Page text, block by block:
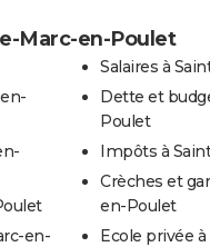
Marc-en-Poulet
en-
Salaires à
Dette et
Poulet
Impôts à
Crèches et
en-Poulet
Ecole privée